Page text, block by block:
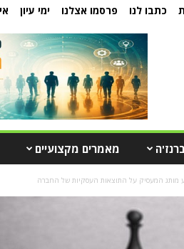
כתבו לנו פרסמו אצלנו ימי עיון
מאמרים מקצועיים